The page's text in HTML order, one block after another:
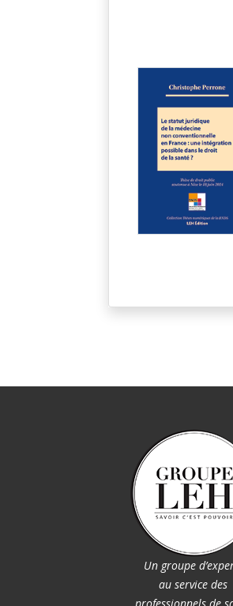
Un groupe
au service des
professionnels de